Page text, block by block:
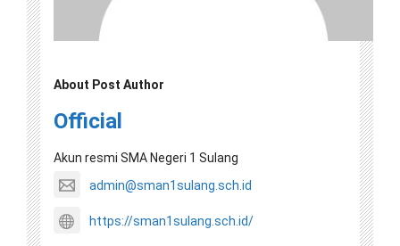
About Post Author
Official
Akun resmi SMA Negeri 1 Sulang
admin@sman1sulang.sch.id
https://sman1sulang.sch.id/